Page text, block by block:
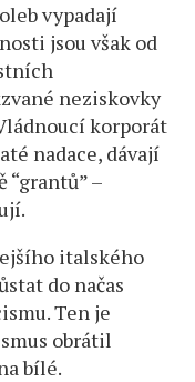
vypadají
jsou však od
neziskovky
korporát
nadace, dávají
“grantů” –
italského
do načas
Ten je
obrátil
bílé.